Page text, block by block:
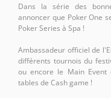
Dans la série des
annoncer que Poker One
Poker Series à Spa !
Ambassadeur officiel de
différents tournois du
ou encore le Main Event
tables de Cash game !